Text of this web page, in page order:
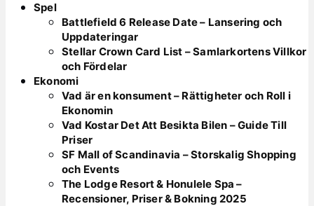
Spel
Battlefield 6 Release Date – Lansering och
Uppdateringar
Stellar Crown Card List – Samlarkortens Villkor
och Fördelar
Ekonomi
Vad är en konsument – Rättigheter och Roll i
Ekonomin
Vad Kostar Det Att Besikta Bilen – Guide Till
Priser
SF Mall of Scandinavia – Storskalig Shopping
och Events
The Lodge Resort & Honulele Spa –
Recensioner, Priser & Bokning 2025